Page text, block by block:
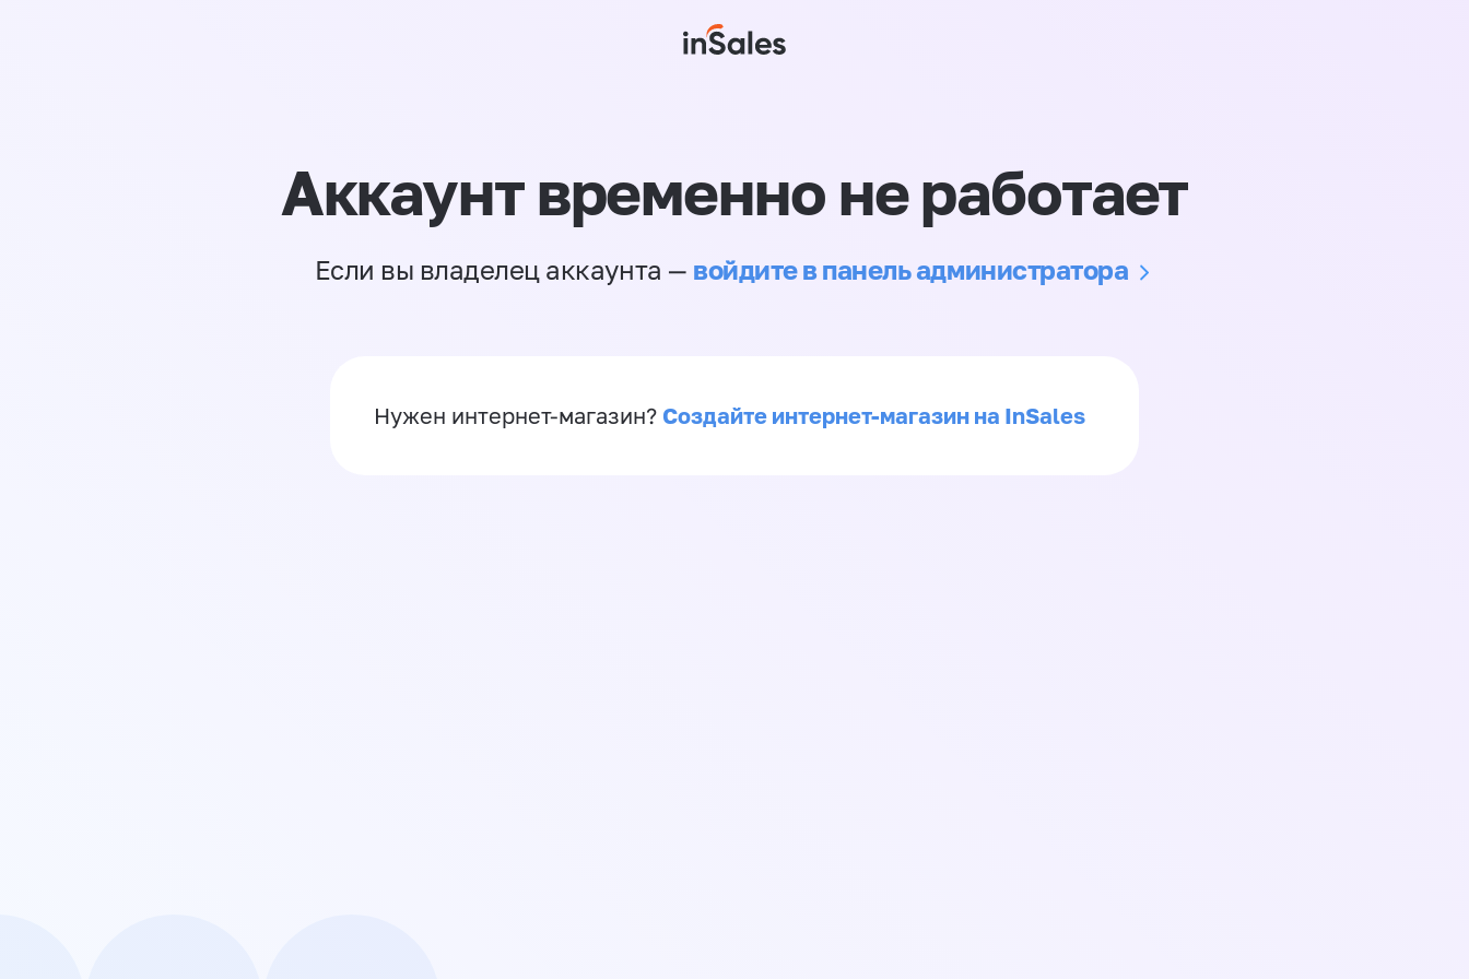
Аккаунт временно не работает
Если вы владелец аккаунта — войдите в панель администратора
Нужен интернет-магазин? Создайте интернет-магазин на InSales